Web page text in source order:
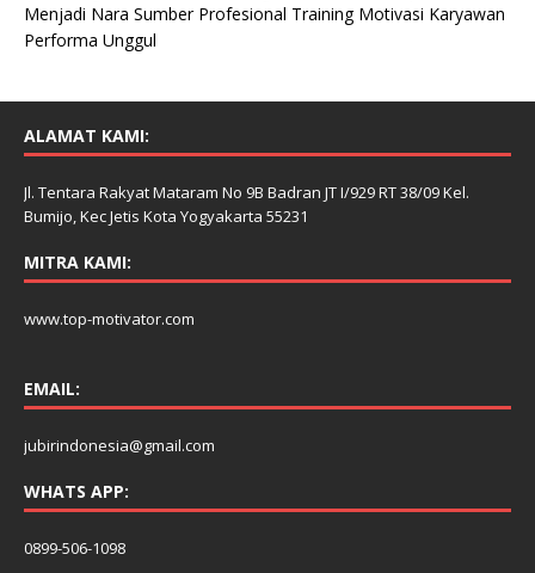
Menjadi Nara Sumber Profesional Training Motivasi Karyawan
Performa Unggul
ALAMAT KAMI:
Jl. Tentara Rakyat Mataram No 9B Badran JT I/929 RT 38/09 Kel.
Bumijo, Kec Jetis Kota Yogyakarta 55231
MITRA KAMI:
www.top-motivator.com
EMAIL:
jubirindonesia@gmail.com
WHATS APP:
0899-506-1098